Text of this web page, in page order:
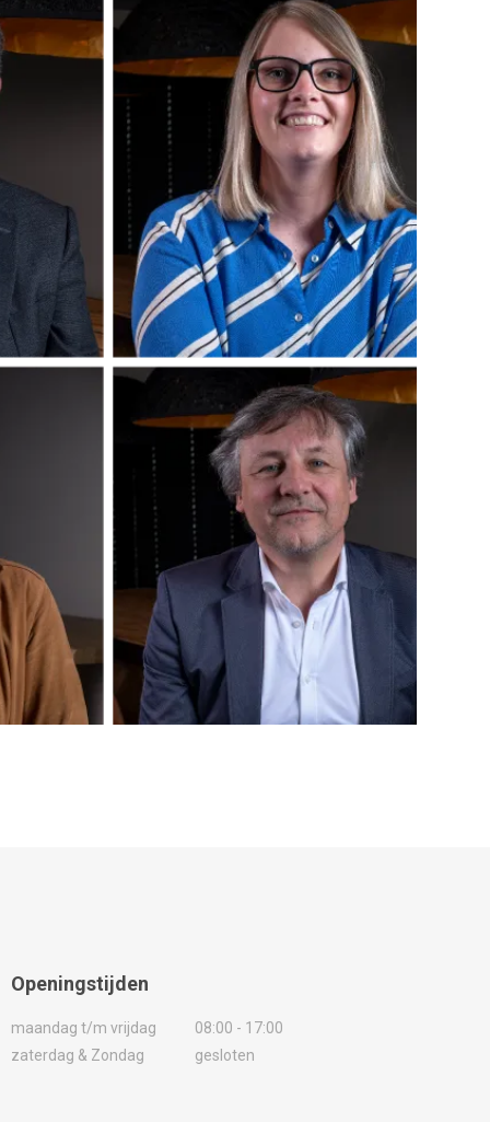
Openingstijden
maandag t/m vrijdag
zaterdag & Zondag
08:00 - 17:00
gesloten